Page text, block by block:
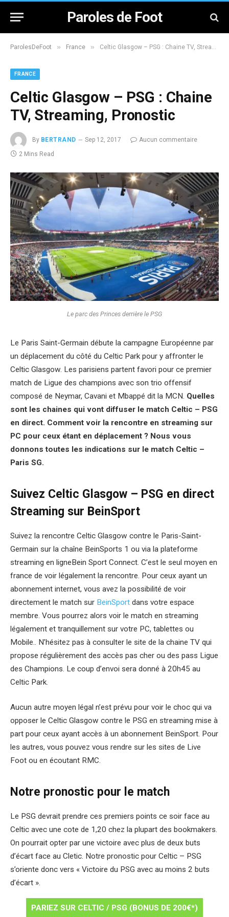
Paroles de Foot
ParolesDeFoot » France » Celtic Glasgow – PSG : Chaine TV, Streaming, Pronostic
FRANCE
Celtic Glasgow – PSG : Chaine
TV, Streaming, Pronostic
By BERTRAND Sep 12, 2017
Aucun commentaire
2 Mins Read
Le parc des Princes derrière le PSG
Le Paris Saint-Germain débute la campagne Européenne par
un déplacement du côté du Celtic Park pour y affronter le
Celtic Glasgow. Les parisiens partent favori pour ce premier
match de Ligue des champions avec son trio offensif
composé de Neymar, Cavani et Mbappé dit la MCN. Quelles
sont les chaines qui vont diffuser le match Celtic – PSG
en direct. Comment voir la rencontre en streaming sur
PC pour ceux étant en déplacement ? Nous vous
donnons toutes les indications sur le match Celtic –
Paris SG.
Suivez Celtic Glasgow – PSG en direct
Streaming sur BeinSport
Suivez la rencontre Celtic Glasgow contre le Paris-Saint-
Germain sur la chaîne BeinSports 1 ou via la plateforme
streaming en ligneBein Sport Connect. C’est le seul moyen en
france de voir légalement la rencontre. Pour ceux ayant un
abonnement internet, vous avez la possibilité de voir
directement le match sur BeinSport dans votre espace
membre. Vous pourrez alors voir le match en streaming
légalement et tranquillement sur votre PC, tablettes ou
Mobile.. N’hésitez pas à consulter le site de la chaine TV qui
propose régulièrement des accès pas cher ou des pass Ligue
des Champions. Le coup d’envoi sera donné à 20h45 au
Celtic Park.
Aucun autre moyen légal n’est prévu pour voir le choc qui va
opposer le Celtic Glasgow contre le PSG en streaming mise à
part pour ceux ayant accès à un abonnement BeinSport. Pour
les autres, vous pouvez vous rendre sur les sites de Live
Foot ou en écoutant RMC.
Notre pronostic pour le match
Le PSG devrait prendre ces premiers points ce soir face au
Celtic avec une cote de 1,20 chez la plupart des bookmakers.
On pourrait opter par une victoire avec plus de deux buts
d’écart face au Cletic. Notre pronostic pour Celtic – PSG
s’oriente donc vers « Victoire du PSG avec au moins 2 buts
d’écart ».
PARIEZ SUR CELTIC / PSG (BONUS DE 200€*)